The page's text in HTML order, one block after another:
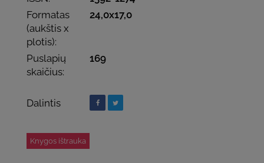
Formatas
(aukštis x
plotis):
24,0x17,0
Puslapių
skaičius:
169
Dalintis
Knygos ištrauka